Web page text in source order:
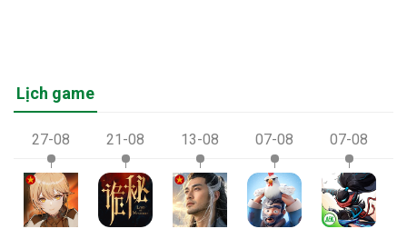
Lịch game
27-08 21-08 13-08 07-08 07-08